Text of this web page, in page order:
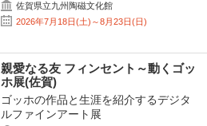
佐賀県立九州陶磁文化館
2026年7月18日(土)～8月23日(日)
親愛なる友 フィンセント～動くゴッ
ホ展(佐賀)
ゴッホの作品と生涯を紹介するデジタ
ルファインアート展